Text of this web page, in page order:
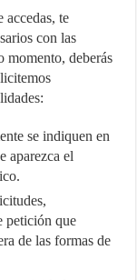
te
con las
momento, deberás
se indiquen en
aparezca el
petición que
de las formas de